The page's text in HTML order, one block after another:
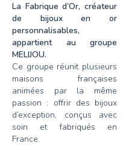
La Fabrique d’Or, créateur
de bijoux en or
personnalisables,
appartient au groupe
MELIJOU.
Ce groupe réunit plusieurs
maisons françaises
animées par la même
passion : offrir des bijoux
d’exception, conçus avec
soin et fabriqués en
France.